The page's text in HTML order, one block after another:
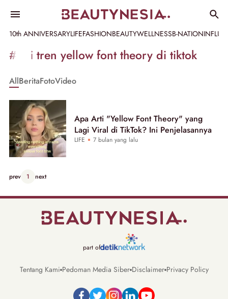
10th ANNIVERSARYLIFEFASHIONBEAUTYWELLNESSB-NATION
Informasi
[GET_DATA_TITLE]
Beautynesia
#arti tren yellow font theory di tiktok
AllBeritaFotoVideo
Apa Arti "Yellow Font Theory" yang
Lagi Viral di TikTok? Ini Penjelasannya
LIFE 7 bulan yang lalu
prev 1 next
part of
Tentang Kami Pedoman Media Siber Disclaimer Privacy Policy